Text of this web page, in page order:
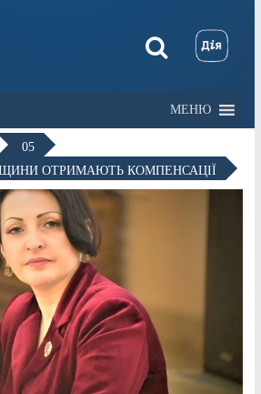
МЕНЮ
05
ОТРИМАЮТЬ КОМПЕНСАЦІЇ